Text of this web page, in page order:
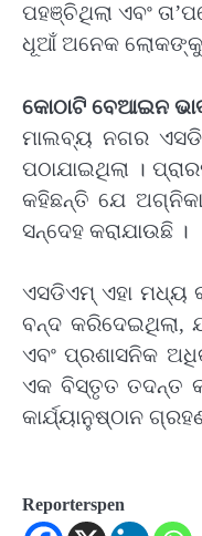
ପହଞ୍ଚିଥିଲା ଏବଂ
ଧୂଆଁ ଅନେକ ଲୋକଙ୍କୁ
କୋଠାଟି ବେଆଇନ
ମାଲବ୍ୟ ନଗର
ପଠାଯାଇଥିଲା ।
କହିଛନ୍ତି ଯେ
ସନ୍ଦେହ କରାଯାଉଛି ।
ଏସଡିଏମ୍ ଏହା ମଧ୍ୟ
ବନ୍ଦ କରିଦେଇଥିଲା,
ଏବଂ ପ୍ରଶାସନିକ
ଏକ ବିସ୍ତୃତ ତଦନ୍ତ
କାର୍ଯ୍ୟାନୁଷ୍ଠାନ
Reporterspen